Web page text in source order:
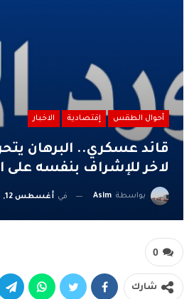
أحوال الطقس إقتصادية الاخبار
قائد عسكري.. البرهان
لاخر للإشراف بنفسه على
بواسطة Asim في أغسطس 12, 2023
0
شارك